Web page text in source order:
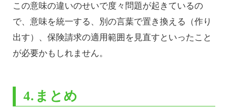
この意味の違いのせいで度々問題が起きているの
で、意味を統一する、別の言葉で置き換える（作り
出す）、保険請求の適用範囲を見直すといったこと
が必要かもしれません。
4.まとめ